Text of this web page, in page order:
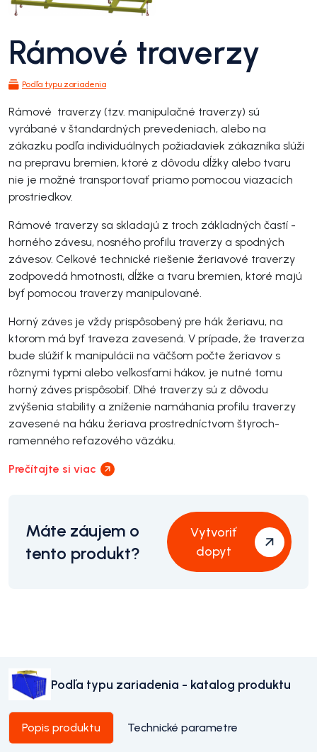
Rámové traverzy
Podľa typu zariadenia
Rámové traverzy (tzv. manipulačné traverzy) sú
vyrábané v štandardných prevedeniach, alebo na
zákazku podľa individuálnych požiadaviek zákazníka slúži
na prepravu bremien, ktoré z dôvodu dĺžky alebo tvaru
nie je možné transportovať priamo pomocou viazacích
prostriedkov.
Rámové traverzy sa skladajú z troch základných častí -
horného závesu, nosného profilu traverzy a spodných
závesov. Celkové technické riešenie žeriavové traverzy
zodpovedá hmotnosti, dĺžke a tvaru bremien, ktoré majú
byť pomocou traverzy manipulované.
Horný záves je vždy prispôsobený pre hák žeriavu, na
ktorom má byť traveza zavesená. V prípade, že traverza
bude slúžiť k manipulácii na väčšom počte žeriavov s
rôznymi typmi alebo veľkosťami hákov, je nutné tomu
horný záves prispôsobiť. Dlhé traverzy sú z dôvodu
zvýšenia stability a zníženie namáhania profilu traverzy
zavesené na háku žeriava prostredníctvom štyroch-
ramenného reťazového väzáku.
Prečítajte si viac
Máte záujem o
tento produkt?
Vytvoriť
dopyt
Podľa typu zariadenia - katalog produktu
Popis produktu Technické parametre